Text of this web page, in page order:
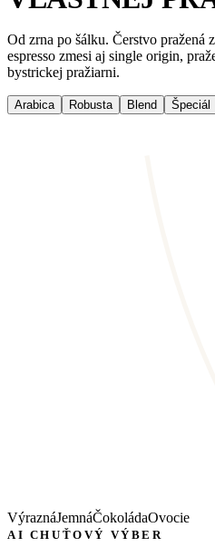
Od zrna po šálku. Čerstvo
espresso zmesi aj single origin,
bystrickej pražiarni.
Arabica Robusta Blend Špeciál
VýraznáJemnáČokoládaOvocie
AI CHUŤOVÝ VÝBER